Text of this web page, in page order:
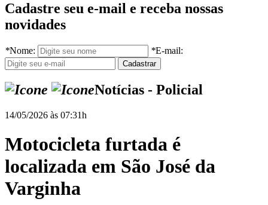
Cadastre seu e-mail e receba nossas
novidades
*Nome: *E-mail:
Notícias - Policial
14/05/2026 às 07:31h
Motocicleta furtada é
localizada em São José da
Varginha